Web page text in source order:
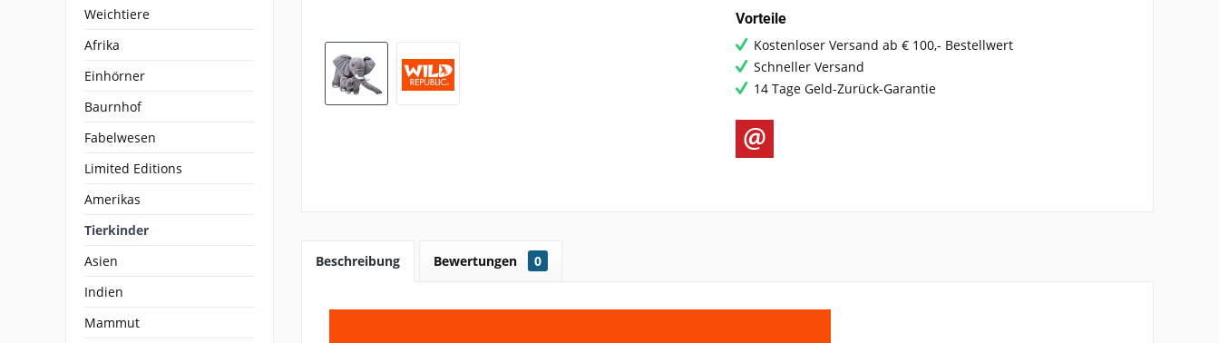
Weichtiere
Afrika
Einhörner
Baurnhof
Fabelwesen
Limited Editions
Amerikas
Tierkinder
Asien
Indien
Mammut
Vorteile
Kostenloser Versand ab € 100,- Bestellwert
Schneller Versand
14 Tage Geld-Zurück-Garantie
Beschreibung Bewertungen 0